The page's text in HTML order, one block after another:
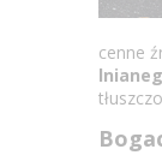
cenne